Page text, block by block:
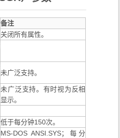
备注
关闭所有属性。
未广泛支持。
未广泛支持。有时视为反相
显示。
低于每分钟150次。
MS-DOS ANSI.SYS；每分